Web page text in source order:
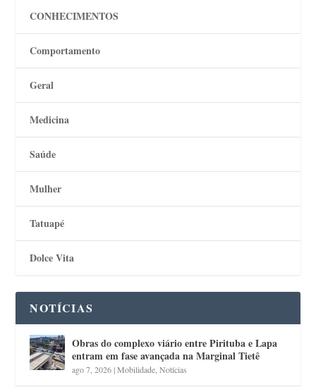
CONHECIMENTOS
Comportamento
Geral
Medicina
Saúde
Mulher
Tatuapé
Dolce Vita
NOTÍCIAS
Obras do complexo viário entre Pirituba e Lapa
entram em fase avançada na Marginal Tietê
ago 7, 2026|Mobilidade ,Notícias